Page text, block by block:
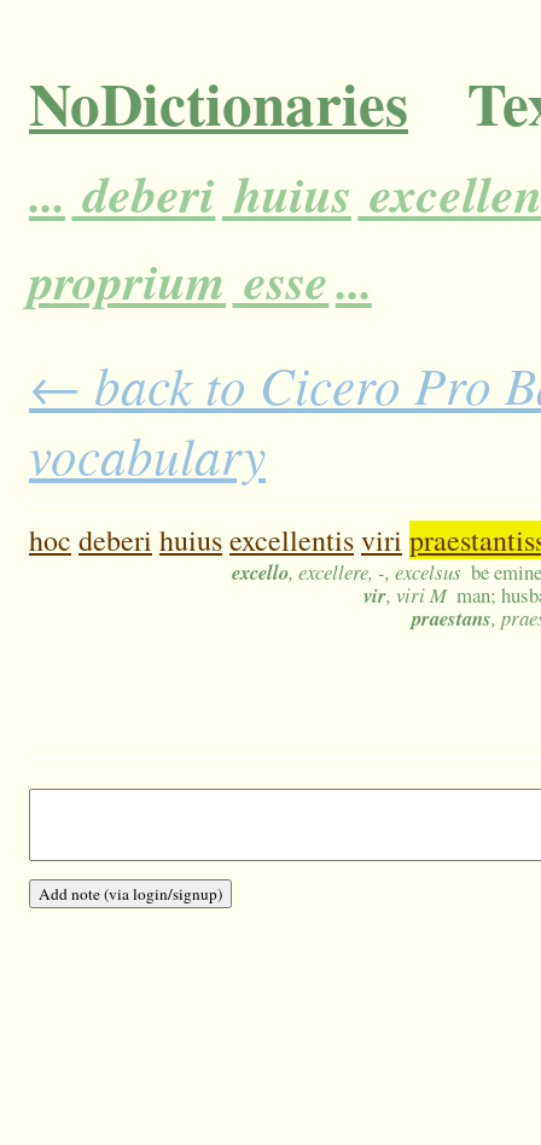
NoDictionaries
... deberi huius
proprium esse...
← back to Cicero Pro
vocabulary
hoc deberi huiusexcellentisviri
excello, excellere, -, excelsus be
vir, viri M man;
praestans,